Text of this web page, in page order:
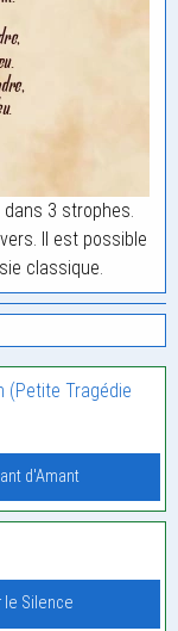
3 strophes.
Il est possible
classique.
(Petite Tragédie
d'Amant
le Silence